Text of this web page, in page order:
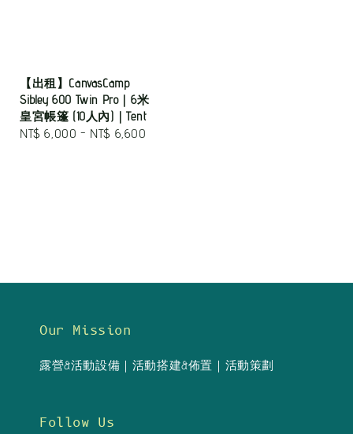
【出租】CanvasCamp
Sibley 600 Twin Pro｜6米
皇宮帳篷 (10人內)｜Tent
Regular
NT$ 6,000 - NT$ 6,600
Our Mission
露營&活動設備｜活動搭建&佈置｜活動策劃
Follow Us